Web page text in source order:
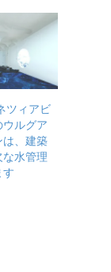
ツィアビ
ルグア
は、建築
水管理
す